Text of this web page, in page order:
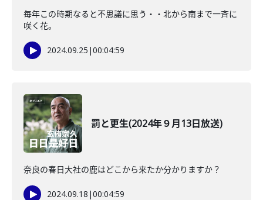
毎年この時期なると不思議に思う・・北から南まで一斉に
咲く花。
2024.09.25 |00:04:59
罰と更生(2024年９月13日放送)
奈良の春日大社の鹿はどこから来たか分かりますか？
2024.09.18 |00:04:59